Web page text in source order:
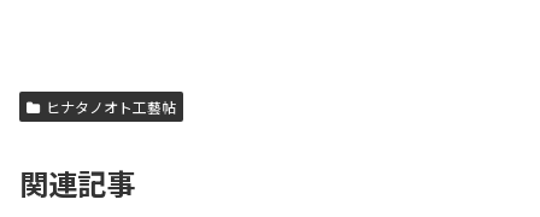
ヒナタノオト工藝帖
関連記事